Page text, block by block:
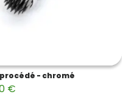
- chromé
€